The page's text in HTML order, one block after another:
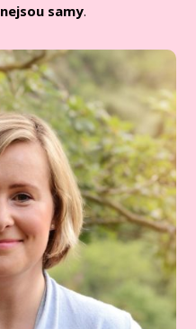
nejsou samy.